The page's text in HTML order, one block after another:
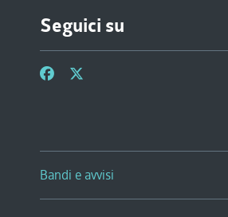
Seguici su
Bandi e avvisi